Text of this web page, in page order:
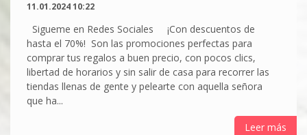
11.01.2024 10:22
Sigueme en Redes Sociales ¡Con descuentos de
hasta el 70%! Son las promociones perfectas para
comprar tus regalos a buen precio, con pocos clics,
libertad de horarios y sin salir de casa para recorrer las
tiendas llenas de gente y pelearte con aquella señora
que ha...
Leer más